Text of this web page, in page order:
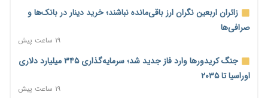
زائران اربعین نگران ارز باقی‌مانده نباشند؛ خرید دینار در بانک‌ها و
صرافی‌ها
۱۹ ساعت پیش
جنگ کریدورها وارد فاز جدید شد؛ سرمایه‌گذاری ۳۴۵ میلیارد دلاری
اوراسیا تا ۲۰۳۵
۱۹ ساعت پیش